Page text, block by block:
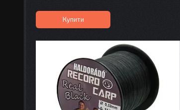
Купити